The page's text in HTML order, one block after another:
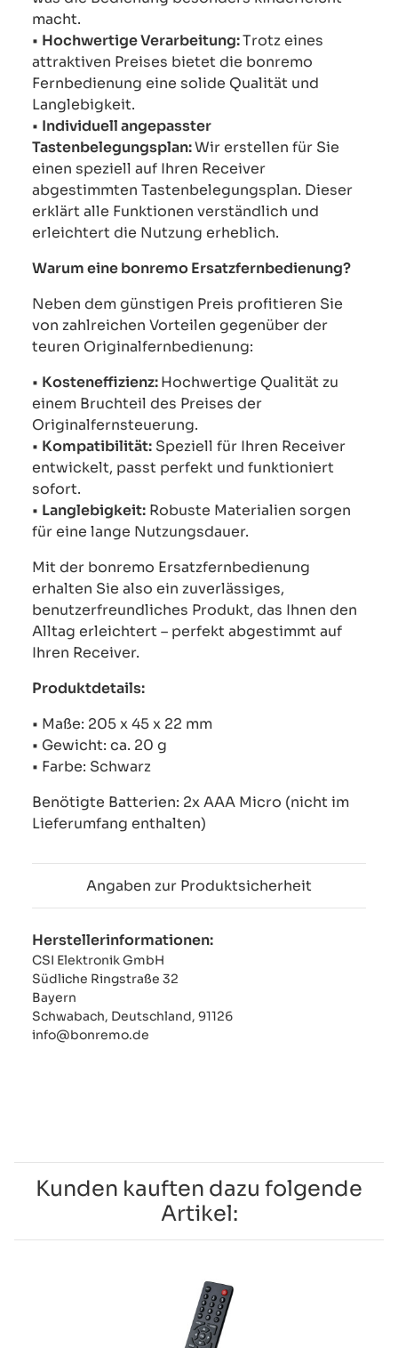
macht.
• Hochwertige Verarbeitung:Trotz eines
attraktiven Preises bietet die bonremo
Fernbedienung eine solide Qualität und
Langlebigkeit.
• Individuell angepasster
Tastenbelegungsplan:Wir erstellen für Sie
einen speziell auf Ihren Receiver
abgestimmten Tastenbelegungsplan. Dieser
erklärt alle Funktionen verständlich und
erleichtert die Nutzung erheblich.
Warum eine bonremo Ersatzfernbedienung?
Neben dem günstigen Preis profitieren Sie
von zahlreichen Vorteilen gegenüber der
teuren Originalfernbedienung:
• Kosteneffizienz:Hochwertige Qualität zu
einem Bruchteil des Preises der
Originalfernsteuerung.
• Kompatibilität: Speziell für Ihren Receiver
entwickelt, passt perfekt und funktioniert
sofort.
• Langlebigkeit: Robuste Materialien sorgen
für eine lange Nutzungsdauer.
Mit der bonremo Ersatzfernbedienung
erhalten Sie also ein zuverlässiges,
benutzerfreundliches Produkt, das Ihnen den
Alltag erleichtert – perfekt abgestimmt auf
Ihren Receiver.
Produktdetails:
• Maße: 205 x 45 x 22 mm
• Gewicht: ca. 20 g
• Farbe: Schwarz
Benötigte Batterien: 2x AAA Micro (nicht im
Lieferumfang enthalten)
Angaben zur Produktsicherheit
Herstellerinformationen:
CSI Elektronik GmbH
Südliche Ringstraße 32
Bayern
Schwabach, Deutschland, 91126
info@bonremo.de
Kunden kauften dazu folgende
Artikel: